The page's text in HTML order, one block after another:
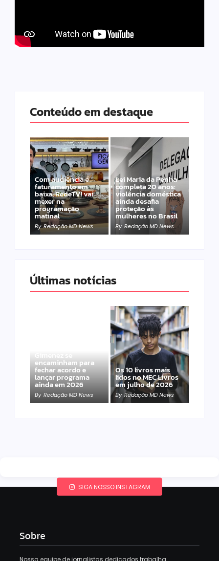
Conteúdo em destaque
Com audiência e
faturamento em
baixa, RedeTV! vai
mexer na
programação
matinal
By Redação MD News
Lei Maria da Penha
completa 20 anos:
violência doméstica
ainda desafia
proteção às
mulheres no Brasil
By Redação MD News
Últimas notícias
Gimenez se
encaminham para
fechar acordo e
lançar programa
ainda em 2026
By Redação MD News
Os 10 livros mais
lidos no MEC Livros
em julho de 2026
By Redação MD News
SIGA NOSSO INSTAGRAM
Sobre